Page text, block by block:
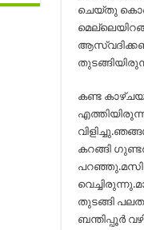
ചെയ്തു
കണ്ട
കറങ്ങി
തുടങ്ങി
ബന്തിപ്പൂർ